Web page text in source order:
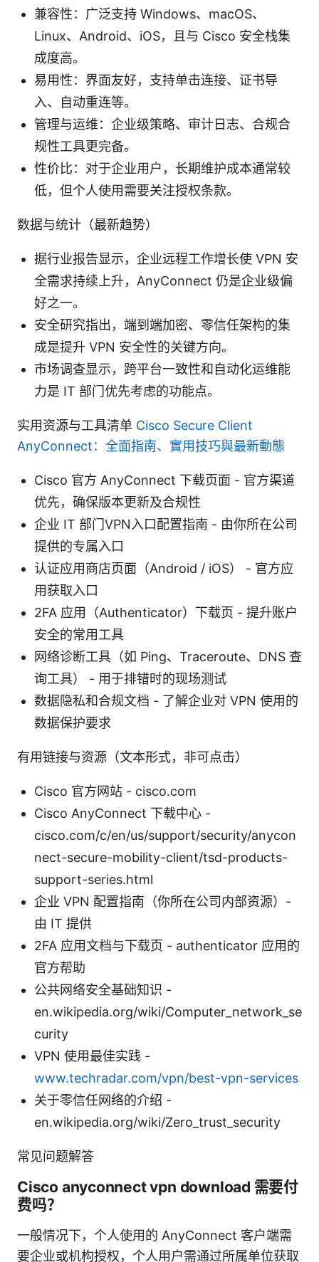
兼容性：广泛支持 Windows、macOS、
Linux、Android、iOS，且与 Cisco 安全栈集
成度高。
易用性：界面友好，支持单击连接、证书导
入、自动重连等。
管理与运维：企业级策略、审计日志、合规合
规性工具更完备。
性价比：对于企业用户，长期维护成本通常较
低，但个人使用需要关注授权条款。
数据与统计（最新趋势）
据行业报告显示，企业远程工作增长使 VPN 安
全需求持续上升，AnyConnect 仍是企业级偏
好之一。
安全研究指出，端到端加密、零信任架构的集
成是提升 VPN 安全性的关键方向。
市场调查显示，跨平台一致性和自动化运维能
力是 IT 部门优先考虑的功能点。
实用资源与工具清单 Cisco Secure Client
AnyConnect：全面指南、實用技巧與最新動態
Cisco 官方 AnyConnect 下载页面 - 官方渠道
优先，确保版本更新及合规性
企业 IT 部门VPN入口配置指南 - 由你所在公司
提供的专属入口
认证应用商店页面（Android / iOS） - 官方应
用获取入口
2FA 应用（Authenticator）下载页 - 提升账户
安全的常用工具
网络诊断工具（如 Ping、Traceroute、DNS 查
询工具） - 用于排错时的现场测试
数据隐私和合规文档 - 了解企业对 VPN 使用的
数据保护要求
有用链接与资源（文本形式，非可点击）
Cisco 官方网站 - cisco.com
Cisco AnyConnect 下载中心 -
cisco.com/c/en/us/support/security/anycon
nect-secure-mobility-client/tsd-products-
support-series.html
企业 VPN 配置指南（你所在公司内部资源）-
由 IT 提供
2FA 应用文档与下载页 - authenticator 应用的
官方帮助
公共网络安全基础知识 -
en.wikipedia.org/wiki/Computer_network_se
curity
VPN 使用最佳实践 -
www.techradar.com/vpn/best-vpn-services
关于零信任网络的介绍 -
en.wikipedia.org/wiki/Zero_trust_security
常见问题解答
Cisco anyconnect vpn download 需要付
费吗？
一般情况下，个人使用的 AnyConnect 客户端需
要企业或机构授权，个人用户需通过所属单位获取